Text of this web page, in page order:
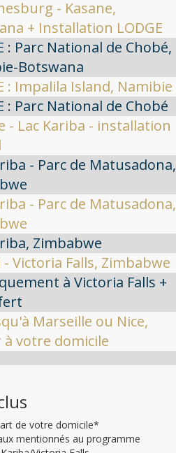
- Kasane,
+ Installation LODGE
: Parc National de Chobé,
Botswana
: Impalila Island, Namibie
: Parc National de Chobé
- Lac Kariba - installation
- Parc de Matusadona,
- Parc de Matusadona,
Zimbabwe
- Victoria Falls, Zimbabwe
à Victoria Falls +
Marseille ou Nice,
votre domicile
de votre domicile*
mentionnés au programme